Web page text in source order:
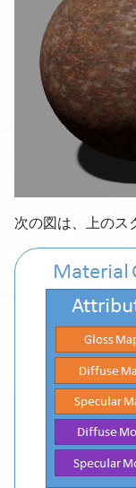
次の図は、上のス